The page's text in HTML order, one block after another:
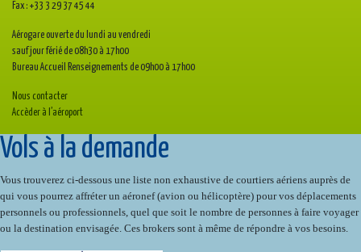
Fax : +33 3 29 37 45 44
Aérogare ouverte du lundi au vendredi
sauf jour férié de 08h30 à 17h00
Bureau Accueil Renseignements de 09h00 à 17h00
Nous contacter
Accèder à l’aéroport
Vols à la demande
Vous trouverez ci-dessous une liste non exhaustive de courtiers aériens auprès de
qui vous pourrez affréter un aéronef (avion ou hélicoptère) pour vos déplacements
personnels ou professionnels, quel que soit le nombre de personnes à faire voyager
ou la destination envisagée. Ces brokers sont à même de répondre à vos besoins.